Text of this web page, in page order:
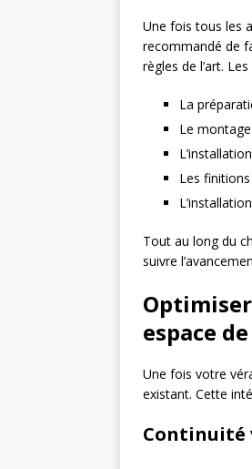
Une fois tous les
recommandé de
règles de l’art.
La
Le
Les
Tout au long du
suivre
espace
Une fois votre
existant. Cette
Continuité